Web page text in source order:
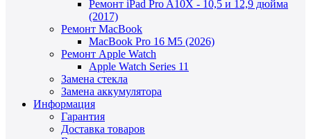
Ремонт iPad Pro A10X - 10,5 и 12,9 дюйма
(2017)
Ремонт MacBook
MacBook Pro 16 M5 (2026)
Ремонт Apple Watch
Apple Watch Series 11
Замена стекла
Замена аккумулятора
Информация
Гарантия
Доставка товаров